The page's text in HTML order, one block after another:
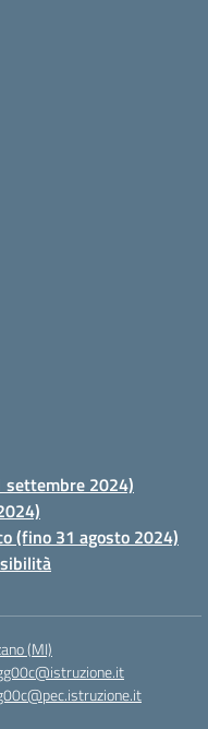
settembre 2024)
(fino 31 agosto 2024)
(MI)